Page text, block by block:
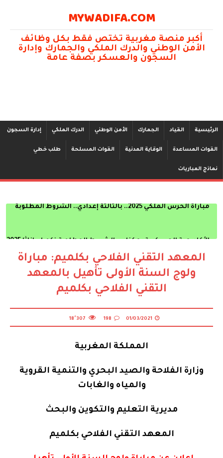
MYWADIFA.COM
أكبر منصة مغربية تختص فقط بكل وظائف
الأمن الوطني والدرك الملكي والجمارك وإدارة
السجون والعسكر بصفة عامة
الرئيسية القياد الجمارك الأمن الوطني الدرك الملكي إدارة السجون
القوات المساعدة الوقاية المدنية القوات المسلحة طلب خطي
نماذج المباريات
الأكاديمية العسكرية بمكناس الشروط المطلوبة ذكورا و إناثا 2025
المعهد التقني الفلاحي بكلميم: مباراة
ولوج السنة الأولى تأهيل بالمعهد
التقني الفلاحي بكلميم
01/03/2021
198 18٬307
المملكة المغربية
وزارة الفلاحة والصيد البحري والتنمية القروية
والمياه والغابات
مديرية التعليم والتكوين والبحث
المعهد التقني الفلاحي بكلميم